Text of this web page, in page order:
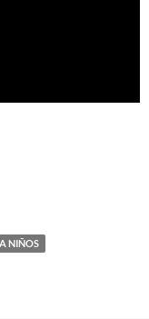
NIÑOS